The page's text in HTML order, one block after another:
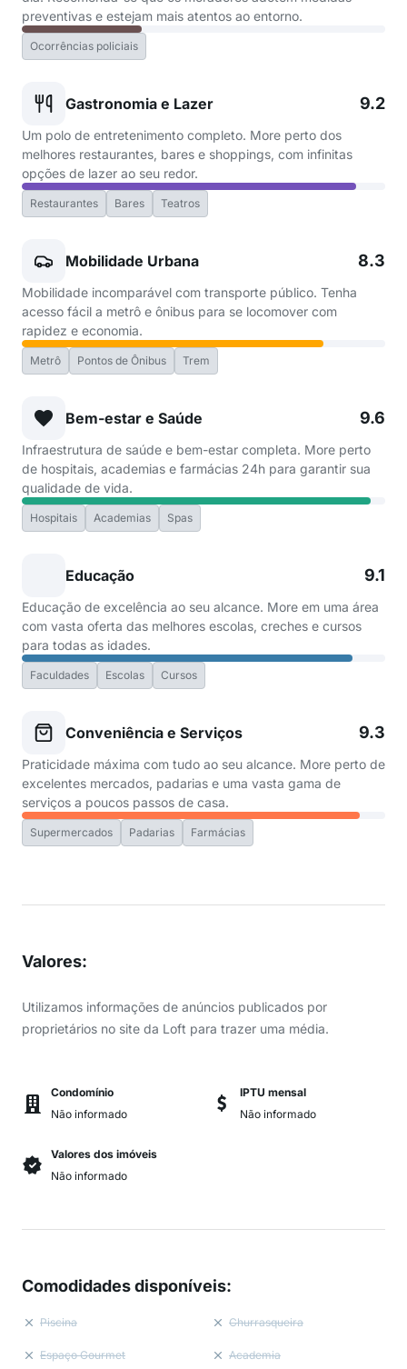
preventivas e estejam mais atentos ao entorno.
Ocorrências policiais
Gastronomia e Lazer 9.2
Um polo de entretenimento completo. More perto dos
melhores restaurantes, bares e shoppings, com infinitas
opções de lazer ao seu redor.
Restaurantes Bares Teatros
Mobilidade Urbana 8.3
Mobilidade incomparável com transporte público. Tenha
acesso fácil a metrô e ônibus para se locomover com
rapidez e economia.
Metrô Pontos de Ônibus Trem
Bem-estar e Saúde 9.6
Infraestrutura de saúde e bem-estar completa. More perto
de hospitais, academias e farmácias 24h para garantir sua
qualidade de vida.
Hospitais Academias Spas
Educação 9.1
Educação de excelência ao seu alcance. More em uma área
com vasta oferta das melhores escolas, creches e cursos
para todas as idades.
Faculdades Escolas Cursos
Conveniência e Serviços 9.3
Praticidade máxima com tudo ao seu alcance. More perto de
excelentes mercados, padarias e uma vasta gama de
serviços a poucos passos de casa.
Supermercados Padarias Farmácias
Valores:
Utilizamos informações de anúncios publicados por
proprietários no site da Loft para trazer uma média.
Condomínio
Não informado
IPTU mensal
Não informado
Valores dos imóveis
Não informado
Comodidades disponíveis:
Piscina Churrasqueira
Espaço Gourmet Academia